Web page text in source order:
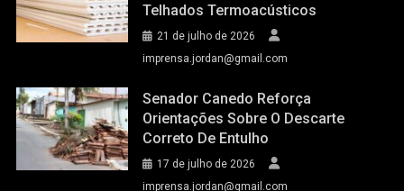
Telhados Termoacústicos
21 de julho de 2026
imprensa.jordan@gmail.com
Senador Canedo Reforça
Orientações Sobre O Descarte
Correto De Entulho
17 de julho de 2026
imprensa.jordan@gmail.com